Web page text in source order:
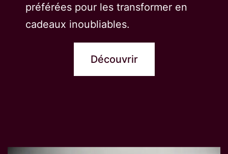
préférées pour les transformer en
cadeaux inoubliables.
Découvrir